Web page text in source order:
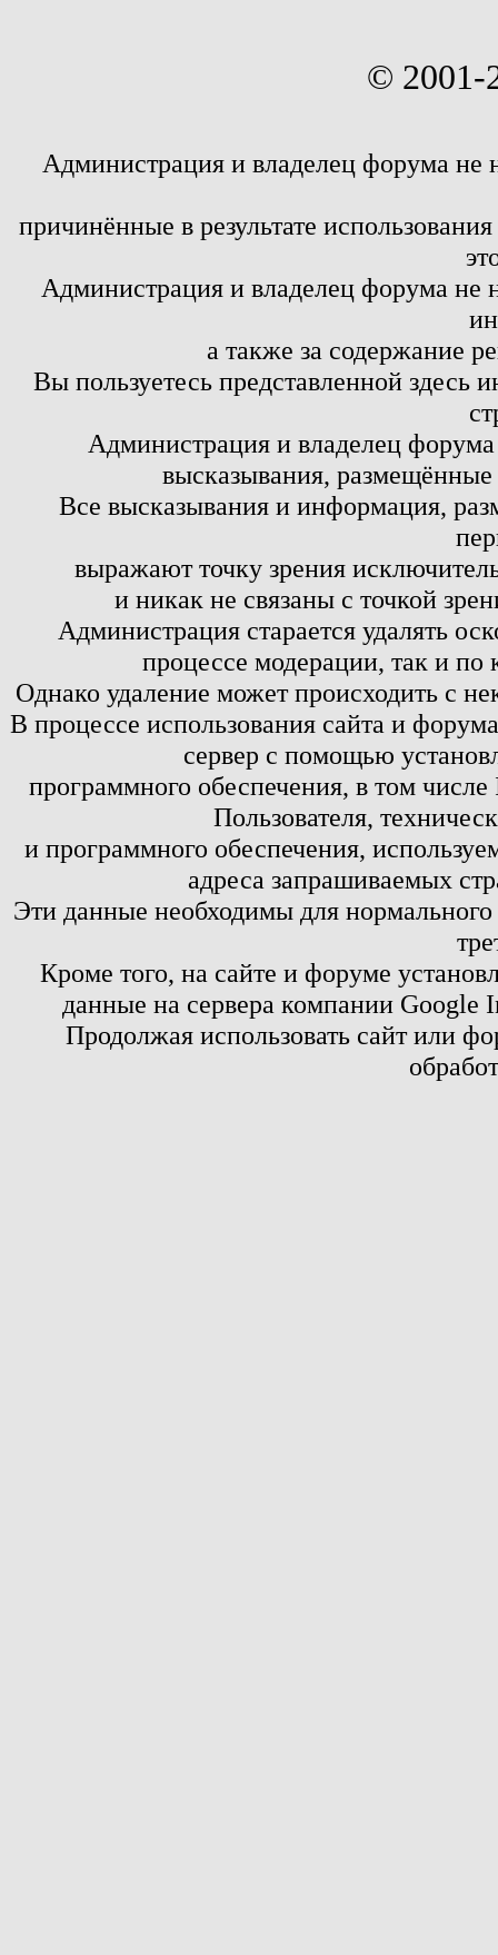
© 2001-
Администрация и владелец форума не
причинённые в результате
Администрация и владелец форума не
а также за содержание
Вы пользуетесь представленной здесь
Администрация и владелец
высказывания,
Все высказывания и информация,
выражают точку зрения
и никак не связаны с точкой
Администрация старается удалять
процессе модерации, так и по
Однако удаление может происходить с
В процессе использования сайта и
сервер с помощью
программного обеспечения, в том
Пользователя,
и программного обеспечения,
адреса запрашиваемых
Эти данные необходимы для
Кроме того, на сайте и форуме
данные на сервера компании
Продолжая использовать сайт или